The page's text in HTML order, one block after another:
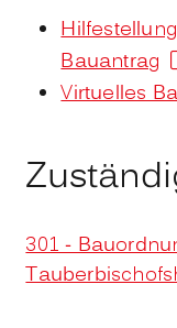
Bauantrag
Virtuelles
301 -